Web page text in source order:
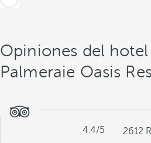
Opiniones del
Palmeraie Oasis
4.4/5 2612